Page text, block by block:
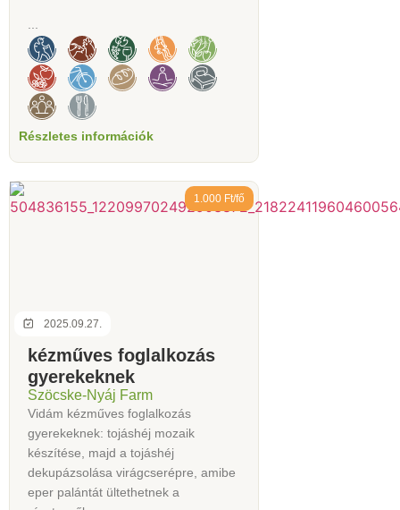
Részletes információk
2025.09.27.
1.000 Ft/fő
kézműves foglalkozás
gyerekeknek
Szöcske-Nyáj Farm
Vidám kézműves foglalkozás
gyerekeknek: tojáshéj mozaik
készítése, majd a tojáshéj
dekupázsolása virágcserépre, amibe
eper palántát ültethetnek a